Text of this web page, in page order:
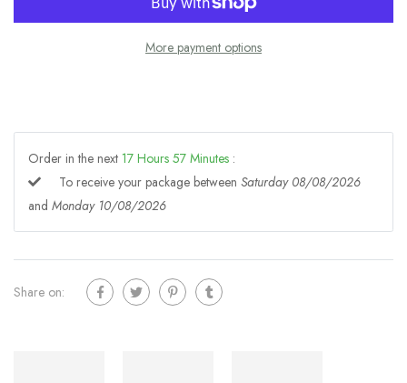
More payment options
Order in the next 17 Hours 57 Minutes :
To receive your package between Saturday 08/08/2026
and Monday 10/08/2026
Share on: